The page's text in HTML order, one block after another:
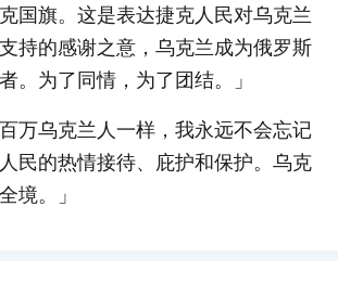
国旗。这是表达捷克人民对乌克兰
持的感谢之意，乌克兰成为俄罗斯
。为了同情，为了团结。」
万乌克兰人一样，我永远不会忘记
民的热情接待、庇护和保护。乌克
境。」